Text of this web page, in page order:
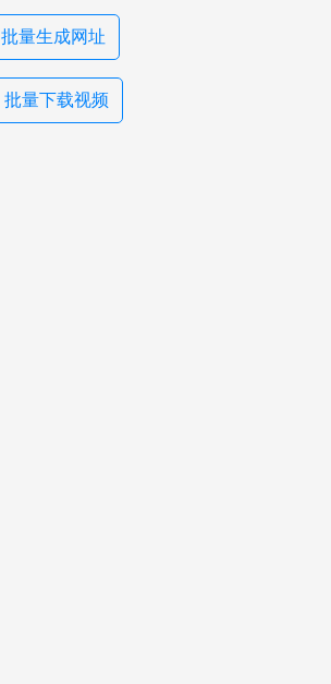
批量生成网址
批量下载视频